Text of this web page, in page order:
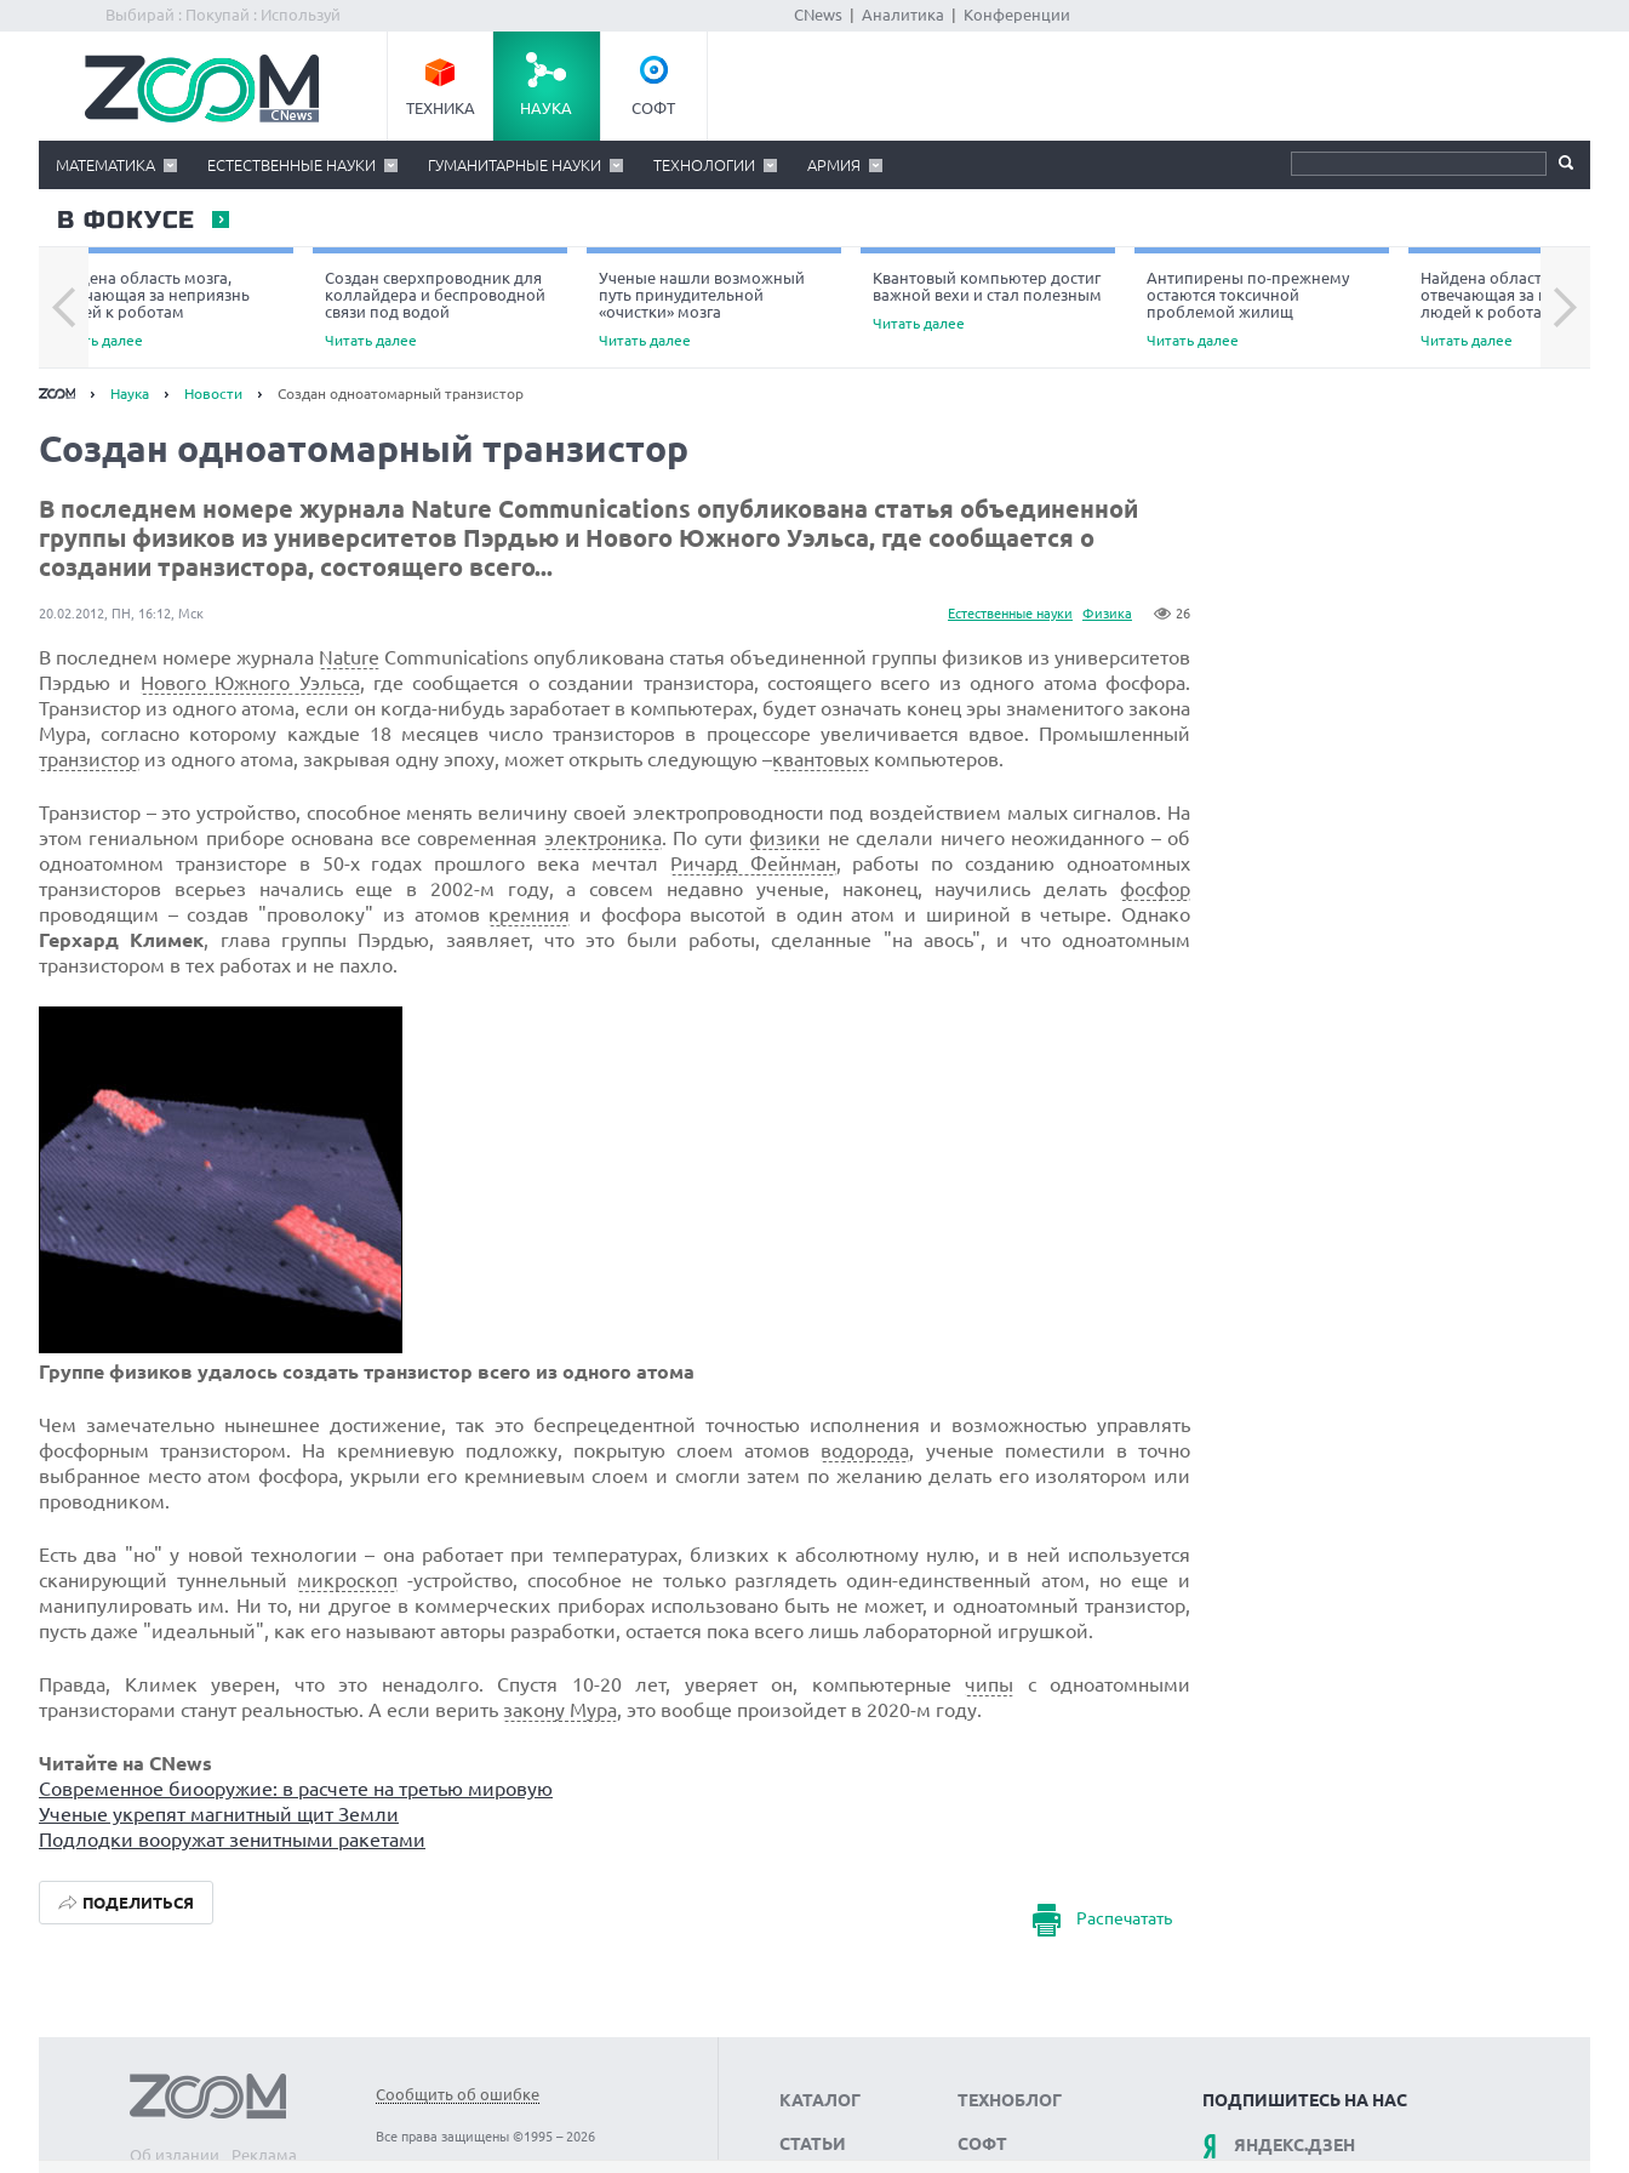
Выбирай : Покупай : Используй CNews Аналитика Конференции
ТЕХНИКА НАУКА СОФТ
МАТЕМАТИКА ЕСТЕСТВЕННЫЕ НАУКИ ГУМАНИТАРНЫЕ НАУКИ ТЕХНОЛОГИИ АРМИЯ
В ФОКУСЕ
Найдена область мозга,
отвечающая за неприязнь
людей к роботам
Читать далее
Создан сверхпроводник для
коллайдера и беспроводной
связи под водой
Читать далее
Ученые нашли возможный
путь принудительной
«очистки» мозга
Читать далее
Квантовый компьютер достиг
важной вехи и стал полезным
Читать далее
Антипирены по-прежнему
остаются токсичной
проблемой жилищ
Читать далее
Найдена область мозга,
отвечающая за неприязнь
людей к роботам
Читать далее
Next
Наука Новости Создан одноатомарный транзистор
Создан одноатомарный транзистор
В последнем номере журнала Nature Communications опубликована статья объединенной
группы физиков из университетов Пэрдью и Нового Южного Уэльса, где сообщается о
создании транзистора, состоящего всего...
Естественные науки Физика 26
20.02.2012, ПН, 16:12, Мск
В последнем номере журнала Nature Communications опубликована статья объединенной группы физиков из университетов
Пэрдью и Нового Южного Уэльса, где сообщается о создании транзистора, состоящего всего из одного атома фосфора.
Транзистор из одного атома, если он когда-нибудь заработает в компьютерах, будет означать конец эры знаменитого закона
Мура, согласно которому каждые 18 месяцев число транзисторов в процессоре увеличивается вдвое. Промышленный
транзистор из одного атома, закрывая одну эпоху, может открыть следующую –квантовых компьютеров.
Транзистор – это устройство, способное менять величину своей электропроводности под воздействием малых сигналов. На
этом гениальном приборе основана все современная электроника. По сутифизики не сделали ничего неожиданного – об
одноатомном транзисторе в 50-х годах прошлого века мечтал Ричард Фейнман, работы по созданию одноатомных
транзисторов всерьез начались еще в 2002-м году, а совсем недавно ученые, наконец, научились делать фосфор
проводящим – создав "проволоку" из атомов кремния и фосфора высотой в один атом и шириной в четыре. Однако
Герхард Климек, глава группы Пэрдью, заявляет, что это были работы, сделанные "на авось", и что одноатомным
транзистором в тех работах и не пахло.
Группе физиков удалось создать транзистор всего из одного атома
Чем замечательно нынешнее достижение, так это беспрецедентной точностью исполнения и возможностью управлять
фосфорным транзистором. На кремниевую подложку, покрытую слоем атомов водорода, ученые поместили в точно
выбранное место атом фосфора, укрыли его кремниевым слоем и смогли затем по желанию делать его изолятором или
проводником.
Есть два "но" у новой технологии – она работает при температурах, близких к абсолютному нулю, и в ней используется
сканирующий туннельный микроскоп -устройство, способное не только разглядеть один-единственный атом, но еще и
манипулировать им. Ни то, ни другое в коммерческих приборах использовано быть не может, и одноатомный транзистор,
пусть даже "идеальный", как его называют авторы разработки, остается пока всего лишь лабораторной игрушкой.
Правда, Климек уверен, что это ненадолго. Спустя 10-20 лет, уверяет он, компьютерные чипы с одноатомными
транзисторами станут реальностью. А если верить закону Мура, это вообще произойдет в 2020-м году.
Читайте на CNews
Современное биооружие: в расчете на третью мировую
Ученые укрепят магнитный щит Земли
Подлодки вооружат зенитными ракетами
Распечатать
ПОДЕЛИТЬСЯ
Об издании
Реклама
Сообщить об ошибке
Все права защищены ©1995 – 2026
КАТАЛОГ
СТАТЬИ
ТЕХНОБЛОГ
СОФТ
ПОДПИШИТЕСЬ НА НАС
ЯНДЕКС.ДЗЕН